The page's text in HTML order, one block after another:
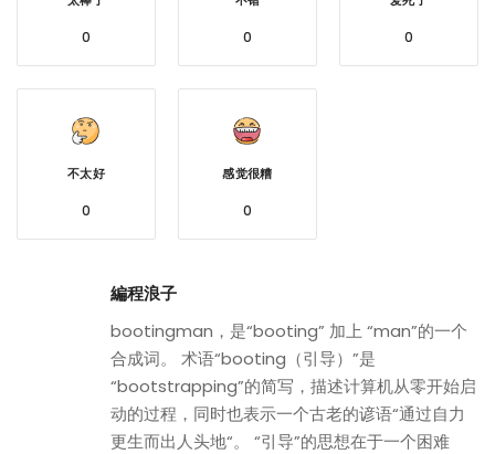
0 0 0
不太好
0
感觉很糟
0
編程浪子
bootingman，是“booting” 加上 “man”的一个
合成词。 术语“booting（引导）”是
“bootstrapping”的简写，描述计算机从零开始启
动的过程，同时也表示一个古老的谚语“通过自力
更生而出人头地“。 “引导”的思想在于一个困难